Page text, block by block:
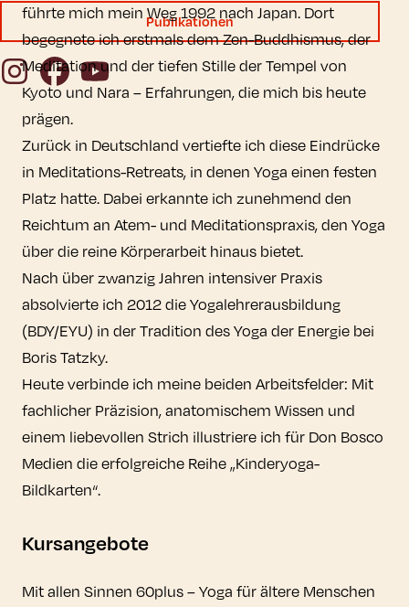
Publikationen
InstagramFacebookYouTube
führte mich mein Weg 1992 nach Japan. Dort
begegnete ich erstmals dem Zen-Buddhismus, der
Meditation und der tiefen Stille der Tempel von
Kyoto und Nara – Erfahrungen, die mich bis heute
prägen.
Zurück in Deutschland vertiefte ich diese Eindrücke
in Meditations-Retreats, in denen Yoga einen festen
Platz hatte. Dabei erkannte ich zunehmend den
Reichtum an Atem- und Meditationspraxis, den Yoga
über die reine Körperarbeit hinaus bietet.
Nach über zwanzig Jahren intensiver Praxis
absolvierte ich 2012 die Yogalehrerausbildung
(BDY/EYU) in der Tradition des Yoga der Energie bei
Boris Tatzky.
Heute verbinde ich meine beiden Arbeitsfelder: Mit
fachlicher Präzision, anatomischem Wissen und
einem liebevollen Strich illustriere ich für Don Bosco
Medien die erfolgreiche Reihe „Kinderyoga-
Bildkarten“.
Kursangebote
Mit allen Sinnen 60plus – Yoga für ältere Menschen